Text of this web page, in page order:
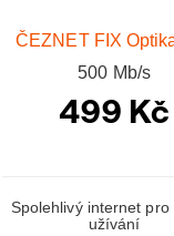
ČEZNET FIX
500 Mb/s
499 Kč
Spolehlivý internet pro
užívání